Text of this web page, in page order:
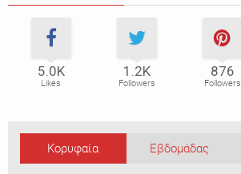
5.0Κ
Likes
1.2Κ
Followers
876
Followers
Κορυφαία Εβδομάδας